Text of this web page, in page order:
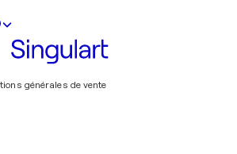
générales de vente